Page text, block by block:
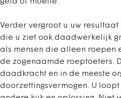
Verder vergroot u uw resultaat
die u ziet ook daadwerkelijk
als mensen die alleen roepen
de zogenaamde roeptoeters.
daadkracht en in de meeste
doorzettingsvermogen. U